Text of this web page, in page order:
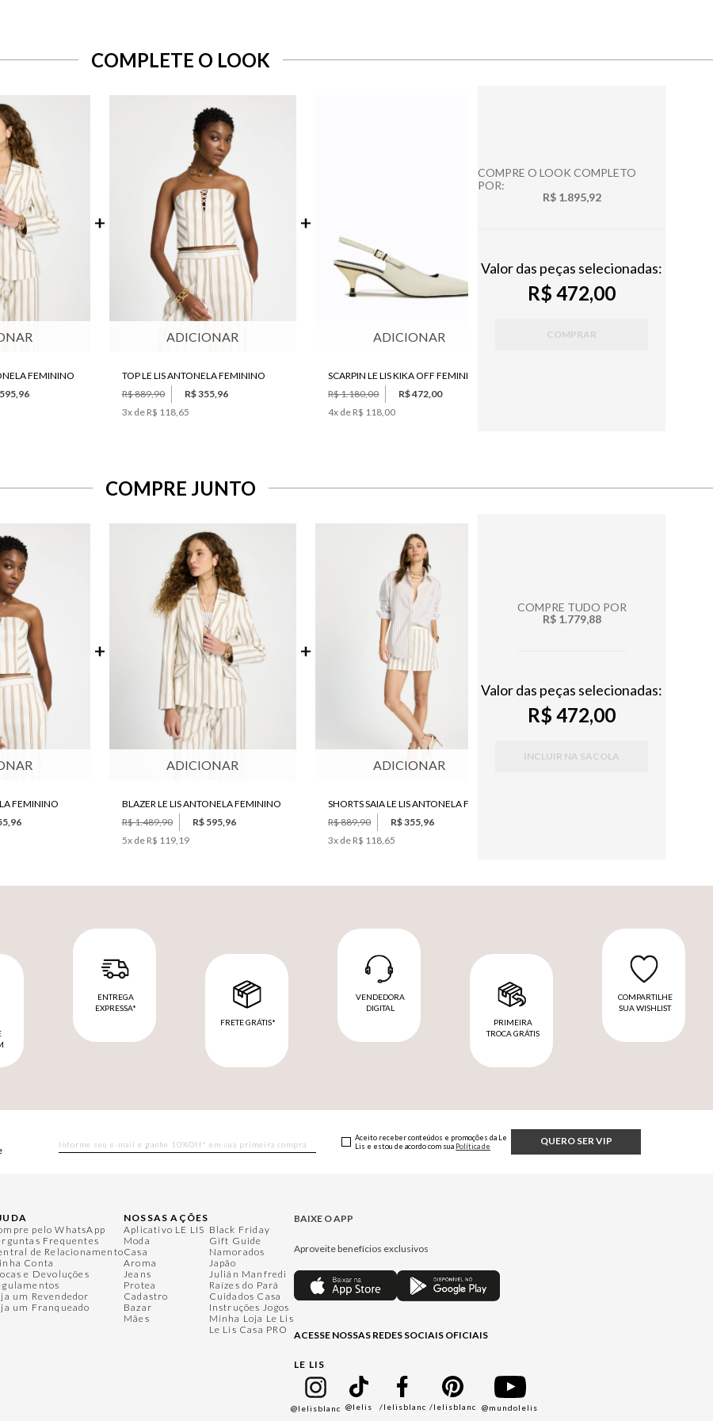
COMPLETE O LOOK
FEMININO
ADICIONAR
TOP LE LIS ANTONELA FEMININO
R$ 889,90
R$ 355,96
3x de R$ 118,65
ADICIONAR
SCARPIN LE LIS KIKA OFF FEMININO
R$ 1.180,00
R$ 472,00
4x de R$ 118,00
COMPRE O LOOK COMPLETO
POR:
R$ 1.895,92
Valor das peças selecionadas:
R$ 472,00
COMPRAR
COMPRE JUNTO
FEMININO
ADICIONAR
BLAZER LE LIS ANTONELA FEMININO
R$ 1.489,90
R$ 595,96
5x de R$ 119,19
ADICIONAR
R$ 889,90
R$ 355,96
3x de R$ 118,65
COMPRE TUDO POR
R$ 1.779,88
Valor das peças selecionadas:
R$ 472,00
INCLUIR NA SACOLA
ENTREGA
EXPRESSA*
FRETE GRÁTIS*
VENDEDORA
DIGITAL
PRIMEIRA
TROCA GRÁTIS
COMPARTILHE
SUA WISHLIST
QUERO SER VIP
Aceito receber conteúdos e promoções da Le
Lis e estou de acordo com sua Política de
pelo WhatsApp
Frequentes
de Relacionamento
Conta
e Devoluções
um Revendedor
um Franqueado
NOSSAS AÇÕES
Aplicativo LE LIS
Moda
Casa
Aroma
Jeans
Protea
Cadastro
Bazar
Mães
Black Friday
Gift Guide
Namorados
Japão
Julián Manfredi
Raízes do Pará
Cuidados Casa
Instruções Jogos
Minha Loja Le Lis
Le Lis Casa PRO
BAIXE O APP
Aproveite benefícios exclusivos
ACESSE NOSSAS REDES SOCIAIS OFICIAIS
LE LIS
@lelisblanc @lelis /lelisblanc /lelisblanc @mundolelis